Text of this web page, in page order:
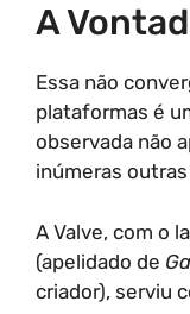
A
Essa não
plataformas é
observada não
inúmeras
A Valve, com o
(apelidado de
criador), serviu